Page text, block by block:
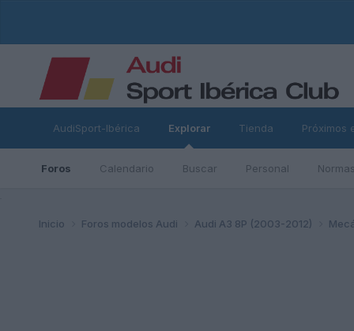
AudiSport-Ibérica Explorar
Foros Calendario Buscar Personal
Tienda Próximos
Inicio Foros modelos Audi Audi A3 8P (2003-2012)